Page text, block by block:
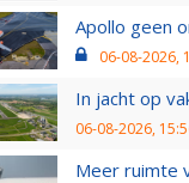
Apollo geen
06-08-2026,
In jacht op
06-08-2026,
Meer ruimte